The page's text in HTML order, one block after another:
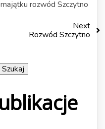
rozwód Szczytno
Next
Rozwód Szczytno
Szukaj